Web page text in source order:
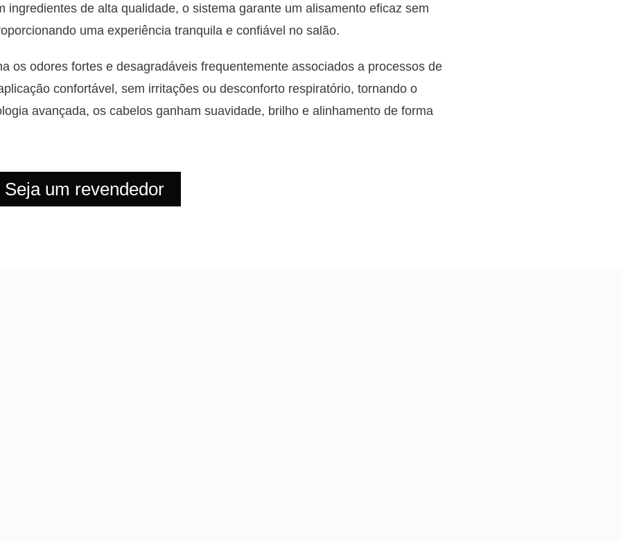
de alta qualidade, o sistema garante um alisamento eficaz sem
uma experiência tranquila e confiável no salão.
os odores fortes e desagradáveis frequentemente associados a processos de
confortável, sem irritações ou desconforto respiratório, tornando o
avançada, os cabelos ganham suavidade, brilho e alinhamento de forma
Seja um revendedor